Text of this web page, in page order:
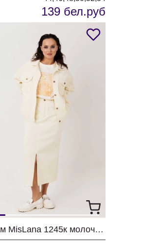
139 бел.руб
Костюм MisLana 1245к молочный + сливочный